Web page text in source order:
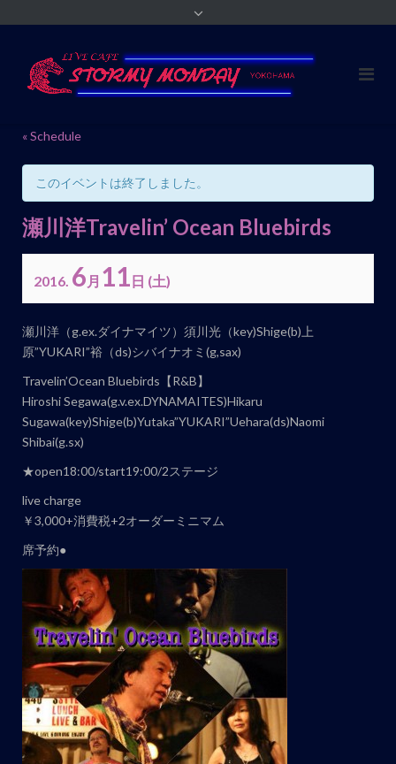
« Schedule
このイベントは終了しました。
瀬川洋Travelin’ Ocean Bluebirds
2016. 6 月 11日 (土)
イ
ベ
ン
ト
ナ
ビ
ゲ
ー
シ
ョ
ン
瀬川洋（g.ex.ダイナマイツ）須川光（key)Shige(b)上
原”YUKARI”裕（ds)シバイナオミ(g,sax)
Travelin’Ocean Bluebirds【R&B】
Hiroshi Segawa(g.v.ex.DYNAMAITES)Hikaru
Sugawa(key)Shige(b)Yutaka”YUKARI”Uehara(ds)Naomi
Shibai(g.sx)
★open18:00/start19:00/2ステージ
live charge
￥3,000+消費税+2オーダーミニマム
席予約●